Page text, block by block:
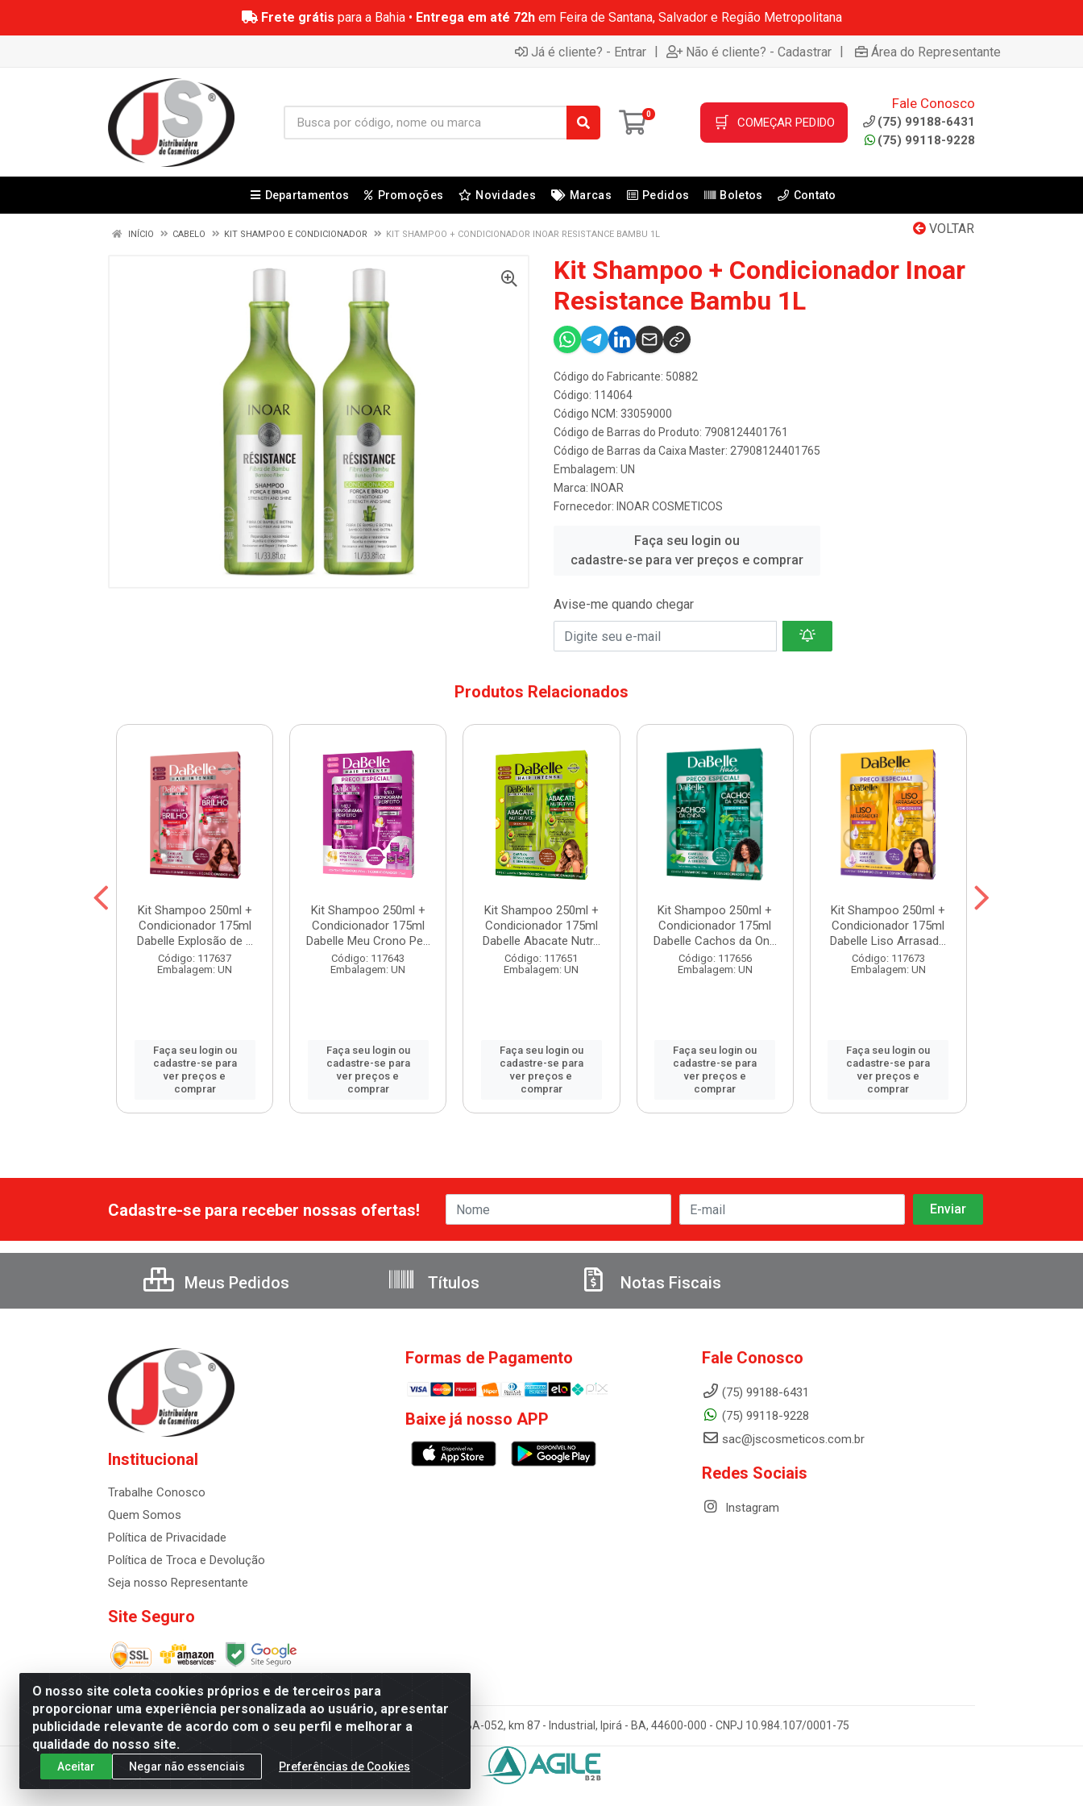
Frete grátis para a Bahia • Entrega em até 72hem Feira de Santana, Salvador e Região Metropolitana
Já é cliente? - Entrar | Não é cliente? - Cadastrar | Área do Representante
0 🛒 COMEÇAR PEDIDO
Fale Conosco
(75) 99188-6431
(75) 99118-9228
Departamentos Promoções Novidades Marcas Pedidos Boletos Contato
VOLTAR
INÍCIO CABELO KIT SHAMPOO E CONDICIONADOR KIT SHAMPOO + CONDICIONADOR INOAR RESISTANCE BAMBU 1L
Kit Shampoo + Condicionador Inoar
Resistance Bambu 1L
Código do Fabricante: 50882
Código: 114064
Código NCM: 33059000
Código de Barras do Produto: 7908124401761
Código de Barras da Caixa Master: 27908124401765
Embalagem: UN
Marca: INOAR
Fornecedor: INOAR COSMETICOS
Faça seu login ou
cadastre-se para ver preços e comprar
Avise-me quando chegar
Produtos Relacionados
Kit Shampoo 250ml +
Condicionador 175ml
Dabelle Explosão de ...
Código: 117637
Embalagem: UN
Faça seu login ou
cadastre-se para
ver preços e
comprar
Kit Shampoo 250ml +
Condicionador 175ml
Dabelle Meu Crono Pe...
Código: 117643
Embalagem: UN
Faça seu login ou
cadastre-se para
ver preços e
comprar
Kit Shampoo 250ml +
Condicionador 175ml
Dabelle Abacate Nutr...
Código: 117651
Embalagem: UN
Faça seu login ou
cadastre-se para
ver preços e
comprar
Kit Shampoo 250ml +
Condicionador 175ml
Dabelle Cachos da On...
Código: 117656
Embalagem: UN
Faça seu login ou
cadastre-se para
ver preços e
comprar
Kit Shampoo 250ml +
Condicionador 175ml
Dabelle Liso Arrasad...
Código: 117673
Embalagem: UN
Faça seu login ou
cadastre-se para
ver preços e
comprar
O nosso site coleta cookies próprios e de terceiros para
proporcionar uma experiência personalizada ao usuário, apresentar
publicidade relevante de acordo com o seu perfil e melhorar a
qualidade do nosso site.
Aceitar Negar não essenciais Preferências de Cookies
Cadastre-se para receber nossas ofertas!
Meus Pedidos Títulos Notas Fiscais
Institucional
Trabalhe Conosco
Quem Somos
Política de Privacidade
Política de Troca e Devolução
Seja nosso Representante
Site Seguro
Formas de Pagamento
Baixe já nosso APP
Fale Conosco
(75) 99188-6431
(75) 99118-9228
sac@jscosmeticos.com.br
Redes Sociais
Instagram
Distribuidora de Cosméticos Antoneto LTDA - BA-052, km 87 - Industrial, Ipirá - BA, 44600-000 - CNPJ 10.984.107/0001-75